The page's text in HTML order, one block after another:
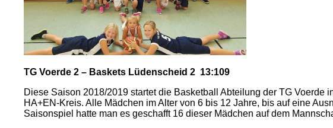
TG Voerde 2 – Baskets Lüdenscheid 2 13:109
Diese Saison 2018/2019 startet die Basketball Abteilung der TG
HA+EN-Kreis. Alle Mädchen im Alter von 6 bis 12 Jahre, bis auf eine
Saisonspiel hatte man es geschafft 16 dieser Mädchen auf dem